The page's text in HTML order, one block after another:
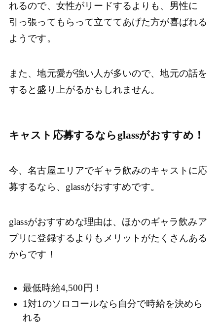
れるので、女性がリードするよりも、男性に
引っ張ってもらって立ててあげた方が喜ばれる
ようです。
また、地元愛が強い人が多いので、地元の話を
すると盛り上がるかもしれません。
キャスト応募するならglassがおすすめ！
今、名古屋エリアでギャラ飲みのキャストに応
募するなら、glassがおすすめです。
glassがおすすめな理由は、ほかのギャラ飲みア
プリに登録するよりもメリットがたくさんある
からです！
最低時給4,500円！
1対1のソロコールなら自分で時給を決めら
れる